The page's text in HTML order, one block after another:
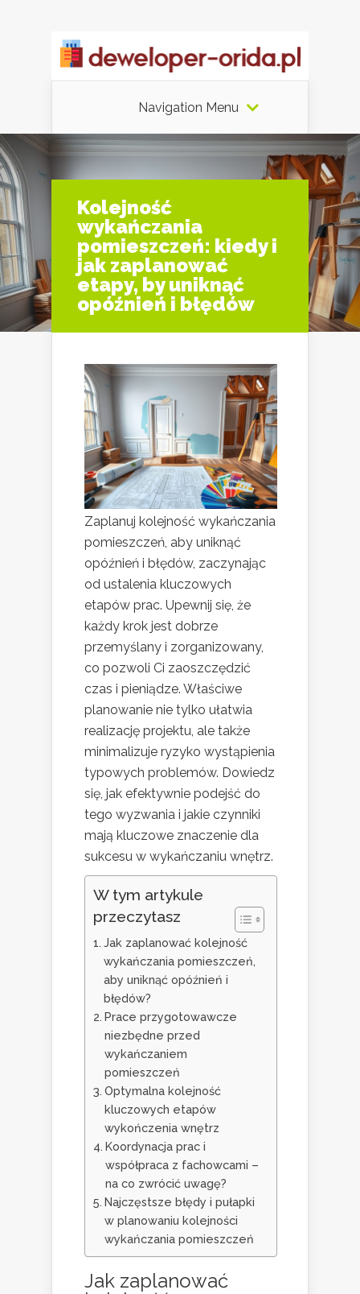
Navigation Menu
Kolejność
wykańczania
pomieszczeń: kiedy i
jak zaplanować
etapy, by uniknąć
opóźnień i błędów
Zaplanuj kolejność wykańczania
pomieszczeń, aby uniknąć
opóźnień i błędów, zaczynając
od ustalenia kluczowych
etapów prac. Upewnij się, że
każdy krok jest dobrze
przemyślany i zorganizowany,
co pozwoli Ci zaoszczędzić
czas i pieniądze. Właściwe
planowanie nie tylko ułatwia
realizację projektu, ale także
minimalizuje ryzyko wystąpienia
typowych problemów. Dowiedz
się, jak efektywnie podejść do
tego wyzwania i jakie czynniki
mają kluczowe znaczenie dla
sukcesu w wykańczaniu wnętrz.
W tym artykule
przeczytasz
Jak zaplanować kolejność
wykańczania pomieszczeń,
aby uniknąć opóźnień i
błędów?
Prace przygotowawcze
niezbędne przed
wykańczaniem
pomieszczeń
Optymalna kolejność
kluczowych etapów
wykończenia wnętrz
Koordynacja prac i
współpraca z fachowcami –
na co zwrócić uwagę?
Najczęstsze błędy i pułapki
w planowaniu kolejności
wykańczania pomieszczeń
Jak zaplanować